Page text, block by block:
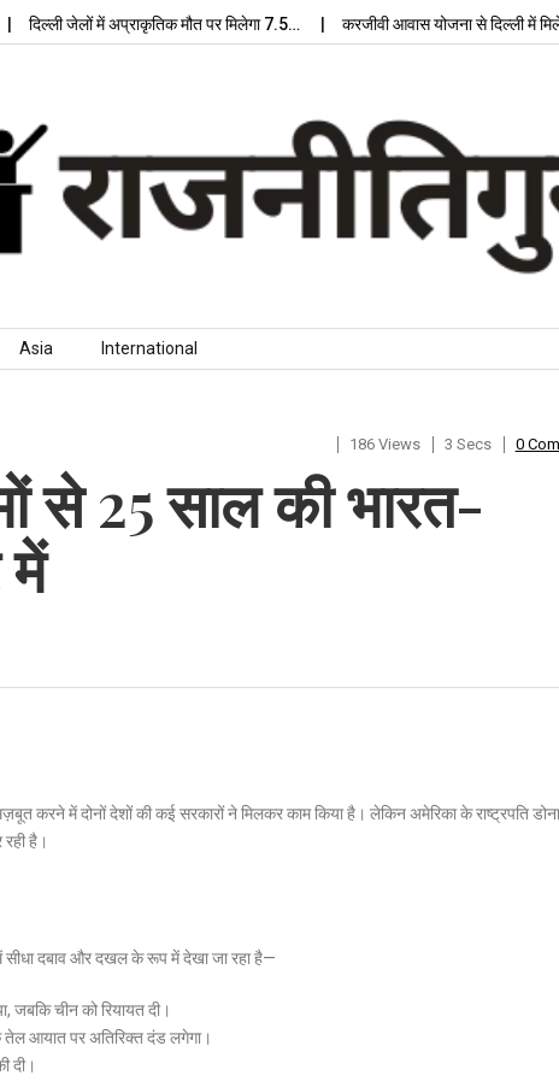
दिल्ली जेलों में अप्राकृतिक मौत पर मिलेगा 7.5… करजीवी आवास योजना से दिल्ली में मिलेगा
Asia International
186 Views 3 Secs 0
से 25 साल की भारत-
में
करने में दोनों देशों की कई सरकारों ने मिलकर काम किया है। लेकिन अमेरिका के राष्ट्रपति
है।
दबाव और दखल के रूप में देखा जा रहा है—
जबकि चीन को रियायत दी।
आयात पर अतिरिक्त दंड लगेगा।
दी।